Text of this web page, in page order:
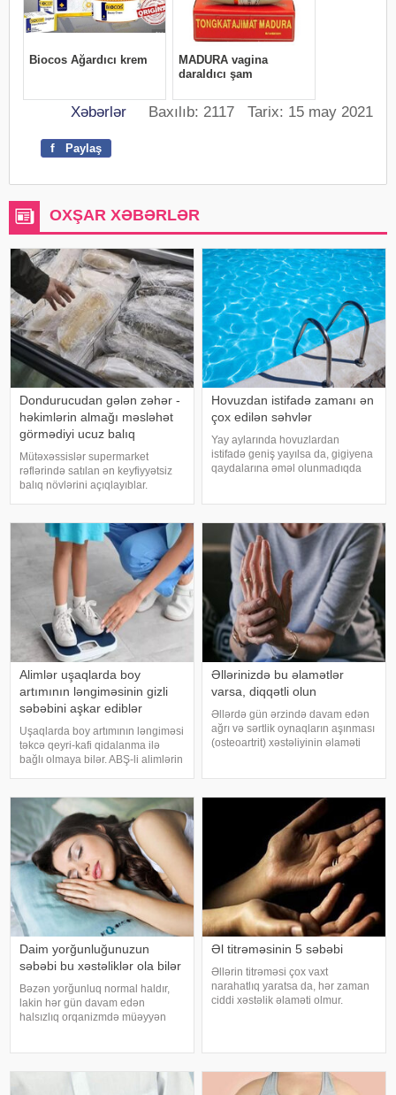
Xəbərlər Baxılıb: 2117 Tarix: 15 may 2021
f Paylaş
OXŞAR XƏBƏRLƏR
Dondurucudan gələn zəhər -
həkimlərin almağı məsləhət
görmədiyi ucuz balıq
Mütəxəssislər supermarket
rəflərində satılan ən keyfiyyətsiz
balıq növlərini açıqlayıblar.
görünür. xarici mediaya istinadən
xəbər verir ki, supermarketlərdək
Hovuzdan istifadə zamanı ən
çox edilən səhvlər
Yay aylarında hovuzlardan
istifadə geniş yayılsa da, gigiyena
qaydalarına əməl olunmadıqda
sonra duş qəbul etmək, hovuz
kənarınd
Alimlər uşaqlarda boy
artımının ləngiməsinin gizli
səbəbini aşkar ediblər
Uşaqlarda boy artımının ləngiməsi
təkcə qeyri-kafi qidalanma ilə
bağlı olmaya bilər. ABŞ-li alimlərin
bakteriyalar hələ ana bətnində
olarkən körpənin inkişafın
Əllərinizdə bu əlamətlər
varsa, diqqətli olun
Əllərdə gün ərzində davam edən
ağrı və sərtlik oynaqların aşınması
(osteoartrit) xəstəliyinin əlaməti
yaranır. xəbər verir ki
Daim yorğunluğunuzun
səbəbi bu xəstəliklər ola bilər
Bəzən yorğunluq normal haldır,
lakin hər gün davam edən
halsızlıq orqanizmdə müəyyən
qan azlığı, qalxanabənzər vəz
xəstəlikləri, şəkərl
Əl titrəməsinin 5 səbəbi
Əllərin titrəməsi çox vaxt
narahatlıq yaratsa da, hər zaman
ciddi xəstəlik əlaməti olmur.